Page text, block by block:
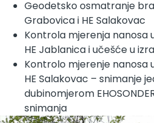
Geodetsko osmatranje
Grabovica i HE Salakovac
Kontrola mjerenja nanosa
HE Jablanica i učešće u
Kontrolo mjerenje nanosa
HE Salakovac – snimanje
dubinomjerom
snimanja